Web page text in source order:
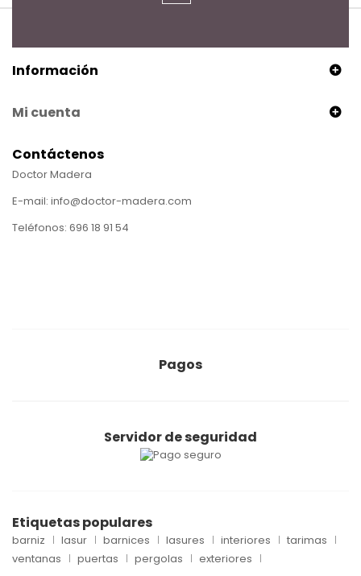
Información
Mi cuenta
Contáctenos
Doctor Madera
E-mail: info@doctor-madera.com
Teléfonos: 696 18 91 54
Pagos
Servidor de seguridad
Etiquetas populares
barniz lasur barnices lasures interiores
tarimas
ventanas
puertas pergolas exteriores